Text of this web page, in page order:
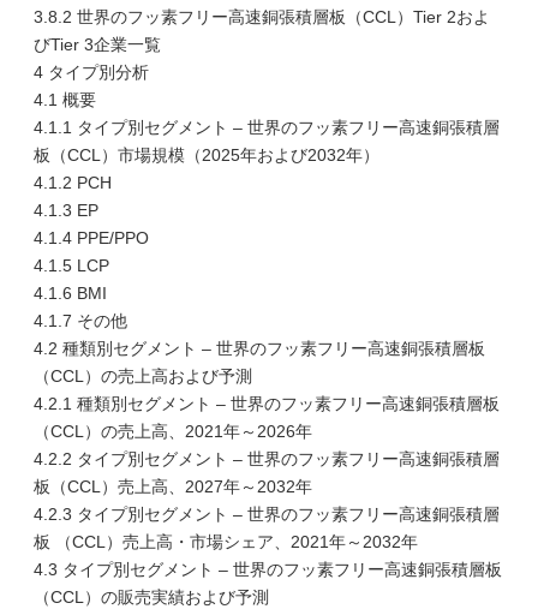
3.8.2 世界のフッ素フリー高速銅張積層板（CCL）Tier 2およ
びTier 3企業一覧
4 タイプ別分析
4.1 概要
4.1.1 タイプ別セグメント – 世界のフッ素フリー高速銅張積層
板（CCL）市場規模（2025年および2032年）
4.1.2 PCH
4.1.3 EP
4.1.4 PPE/PPO
4.1.5 LCP
4.1.6 BMI
4.1.7 その他
4.2 種類別セグメント – 世界のフッ素フリー高速銅張積層板
（CCL）の売上高および予測
4.2.1 種類別セグメント – 世界のフッ素フリー高速銅張積層板
（CCL）の売上高、2021年～2026年
4.2.2 タイプ別セグメント – 世界のフッ素フリー高速銅張積層
板（CCL）売上高、2027年～2032年
4.2.3 タイプ別セグメント – 世界のフッ素フリー高速銅張積層
板 （CCL）売上高・市場シェア、2021年～2032年
4.3 タイプ別セグメント – 世界のフッ素フリー高速銅張積層板
（CCL）の販売実績および予測